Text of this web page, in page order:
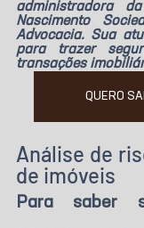
administradora
Nascimento
Advocacia. Sua
para trazer
transações
QUERO
Análise de
de imóveis
Para saber